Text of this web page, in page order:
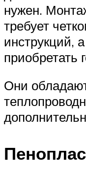
нужен.
требует
инструкций,
приобретать
Они